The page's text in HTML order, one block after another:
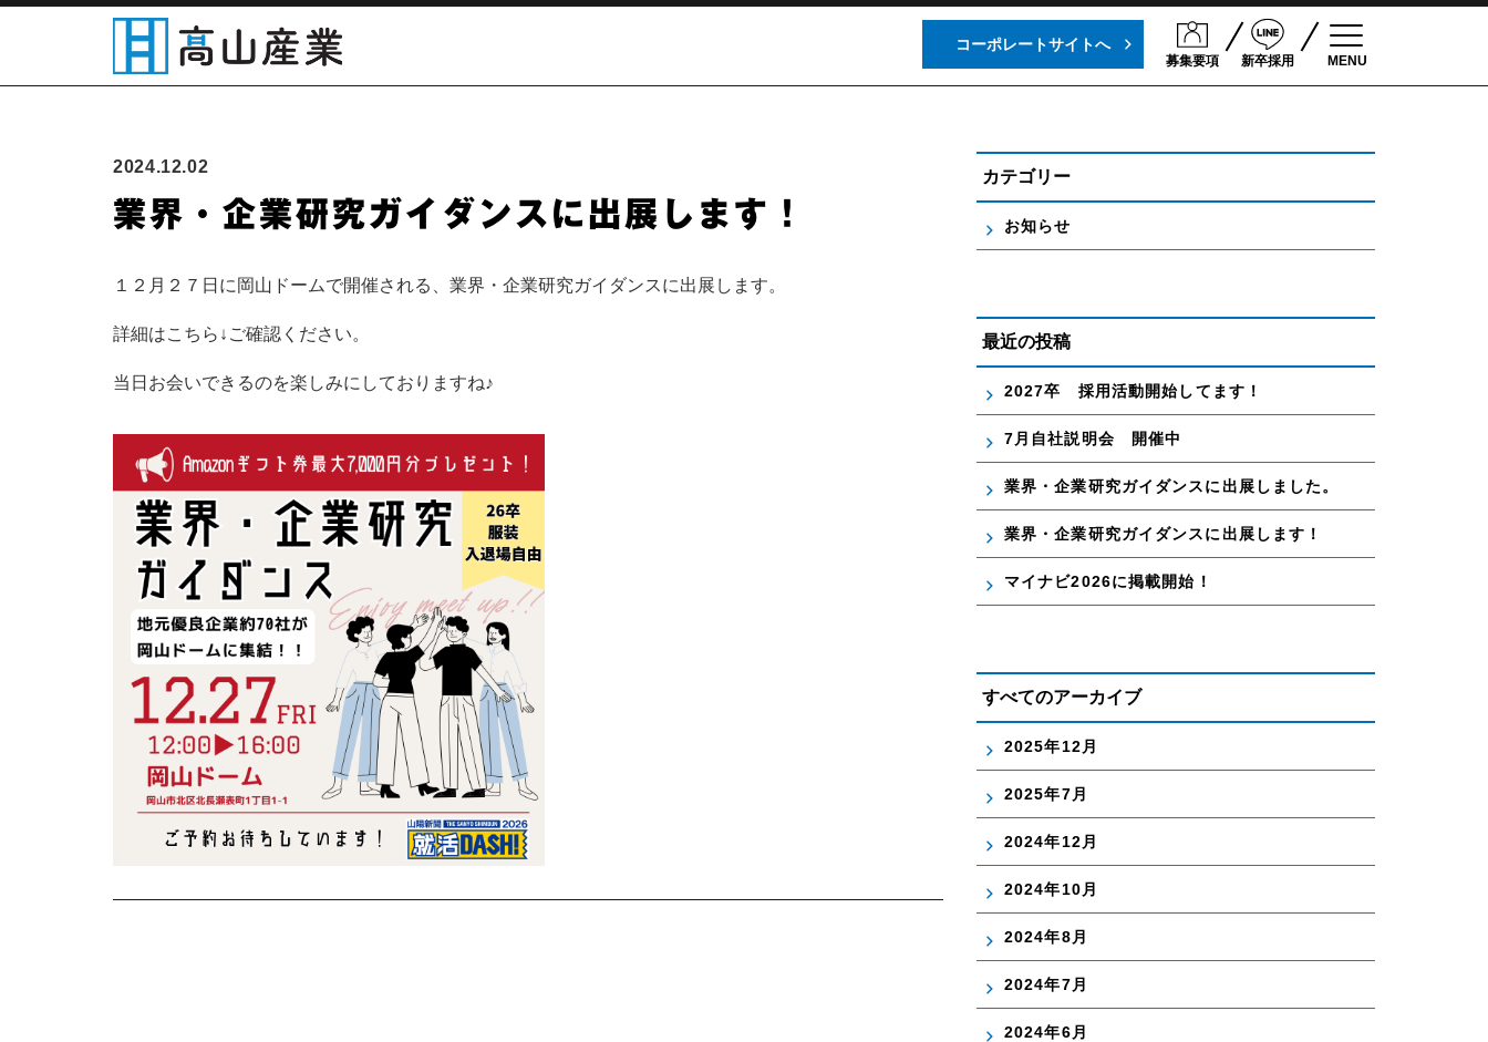
コーポレートサイトへ
募集要項 新卒採用 MENU
2024.12.02
業界・企業研究ガイダンスに出展します！
１２月２７日に岡山ドームで開催される、業界・企業研究ガイダンスに出展します。
詳細はこちら↓ご確認ください。
当日お会いできるのを楽しみにしておりますね♪
カテゴリー
お知らせ
最近の投稿
2027卒 採用活動開始してます！
7月自社説明会 開催中
業界・企業研究ガイダンスに出展しました。
業界・企業研究ガイダンスに出展します！
マイナビ2026に掲載開始！
すべてのアーカイブ
2025年12月
2025年7月
2024年12月
2024年10月
2024年8月
2024年7月
2024年6月